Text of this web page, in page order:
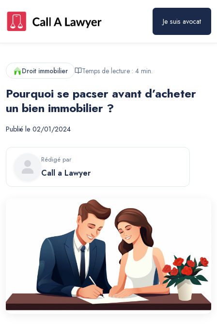
Je suis avocat
Droit immobilier Temps de lecture :4 min.
Pourquoi se pacser avant d’acheter
un bien immobilier ?
Publié le 02/01/2024
Rédigé par
Call a Lawyer